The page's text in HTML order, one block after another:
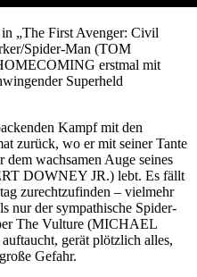
„The First Avenger: Civil
Spider-Man (TOM
erstmal mit
Superheld
Kampf mit den
zurück, wo er mit seiner Tante
wachsamen Auge seines
DOWNEY JR.) lebt. Es fällt
zurechtzufinden – vielmehr
nur der sympathische Spider-
The Vulture (MICHAEL
gerät plötzlich alles,
Gefahr.